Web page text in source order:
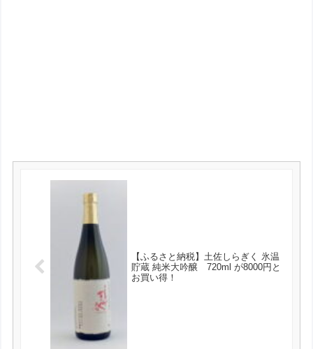
【ふるさと納税】土佐しらぎく 氷温
貯蔵 純米大吟醸 720ml が8000円と
お買い得！